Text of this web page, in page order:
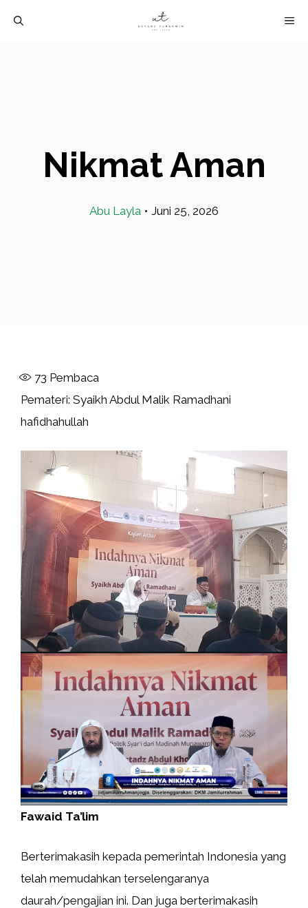
Nikmat Aman
Abu Layla • Juni 25, 2026
73 Pembaca
Pemateri: Syaikh Abdul Malik Ramadhani
hafidhahullah
Fawaid Ta’lim
Berterimakasih kepada pemerintah Indonesia yang
telah memudahkan terselengaranya
daurah/pengajian ini. Dan juga berterimakasih